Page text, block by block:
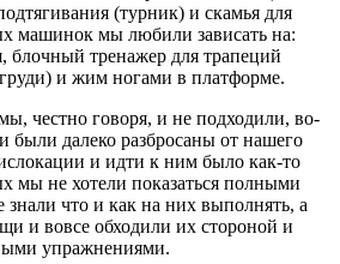
(турник) и скамья для
машинок мы любили зависать на:
блочный тренажер для трапеций
и жим ногами в платформе.
честно говоря, и не подходили, во-
были далеко разбросаны от нашего
и идти к ним было как-то
мы не хотели показаться полными
что и как на них выполнять, а
и вовсе обходили их стороной и
упражнениями.